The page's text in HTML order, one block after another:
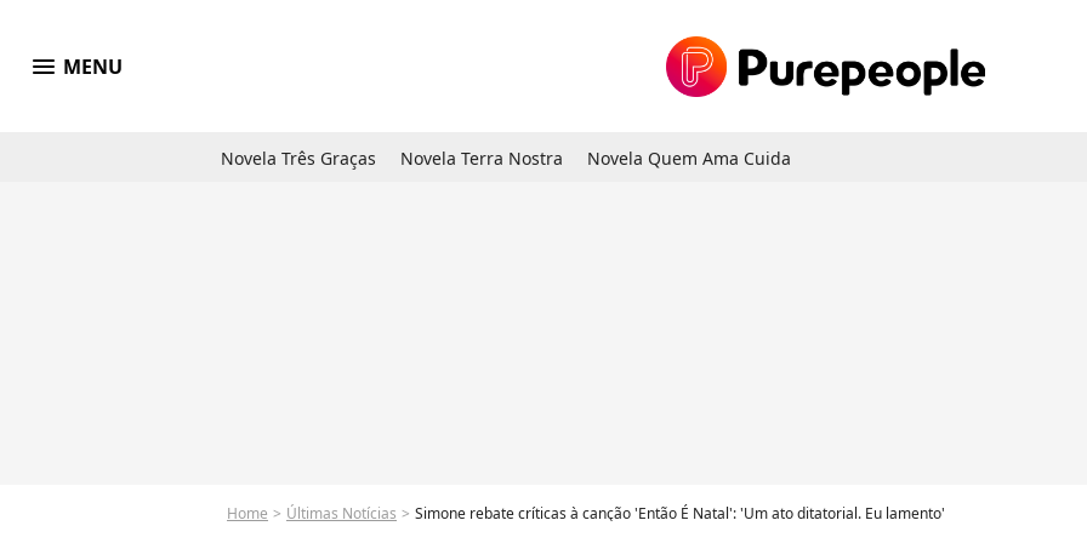
menu MENU
Novela Três Graças Novela Terra Nostra Novela Quem Ama Cuida
Home Últimas Notícias Simone rebate críticas à canção 'Então É Natal': 'Um ato ditatorial. Eu lamento'